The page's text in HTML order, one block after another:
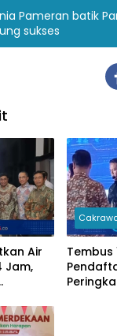
Pameran batik
sukses
Air
Jam,
hingga
Tembus